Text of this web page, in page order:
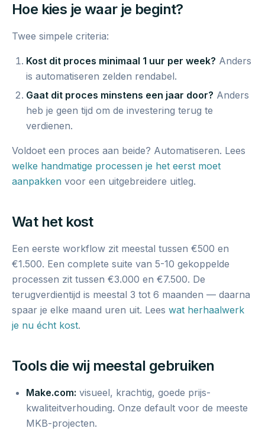
Hoe kies je waar je begint?
Twee simpele criteria:
Kost dit proces minimaal 1 uur per week? Anders
is automatiseren zelden rendabel.
Gaat dit proces minstens een jaar door? Anders
heb je geen tijd om de investering terug te
verdienen.
Voldoet een proces aan beide? Automatiseren. Lees
welke handmatige processen je het eerst moet
aanpakken voor een uitgebreidere uitleg.
Wat het kost
Een eerste workflow zit meestal tussen €500 en
€1.500. Een complete suite van 5-10 gekoppelde
processen zit tussen €3.000 en €7.500. De
terugverdientijd is meestal 3 tot 6 maanden — daarna
spaar je elke maand uren uit. Lees wat herhaalwerk
je nu écht kost.
Tools die wij meestal gebruiken
Make.com: visueel, krachtig, goede prijs-
kwaliteitverhouding. Onze default voor de meeste
MKB-projecten.